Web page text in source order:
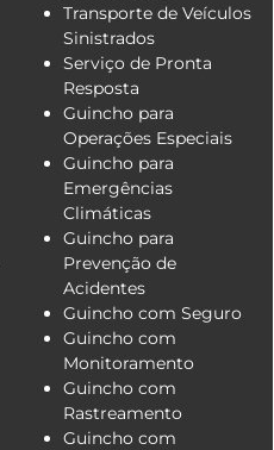
Transporte de Veículos
Sinistrados
Serviço de Pronta
Resposta
Guincho para
Operações Especiais
Guincho para
Emergências
Climáticas
Guincho para
Prevenção de
Acidentes
Guincho com Seguro
Guincho com
Monitoramento
Guincho com
Rastreamento
Guincho com